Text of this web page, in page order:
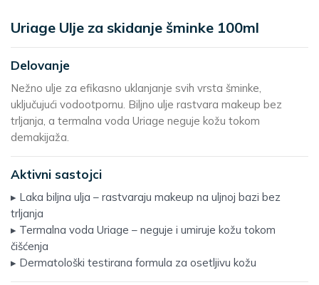
Uriage Ulje za skidanje šminke 100ml
Delovanje
Nežno ulje za efikasno uklanjanje svih vrsta šminke,
uključujući vodootpornu. Biljno ulje rastvara makeup bez
trljanja, a termalna voda Uriage neguje kožu tokom
demakijaža.
Aktivni sastojci
▸ Laka biljna ulja – rastvaraju makeup na uljnoj bazi bez
trljanja
▸ Termalna voda Uriage – neguje i umiruje kožu tokom
čišćenja
▸ Dermatološki testirana formula za osetljivu kožu